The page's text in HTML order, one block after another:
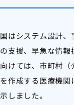
国はシステム設計
の支援、早急な情
向けては、市町村
を作成する医療機関
示しました。